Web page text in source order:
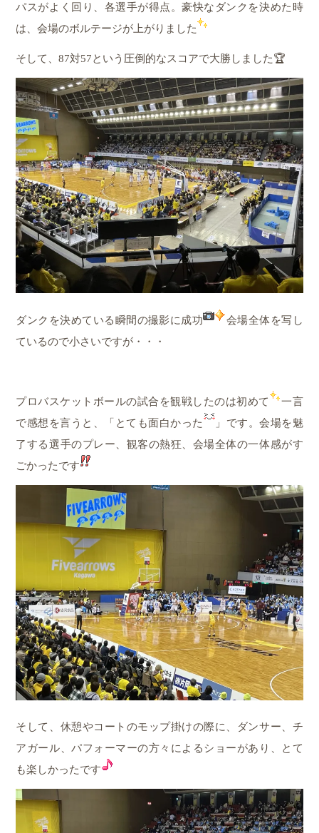
パスがよく回り、各選手が得点。豪快なダンクを決めた時
は、会場のボルテージが上がりました
そして、87対57という圧倒的なスコアで大勝しました🏆
ダンクを決めている瞬間の撮影に成功
会場全体を写し
ているので小さいですが・・・
プロバスケットボールの試合を観戦したのは初めて
一言
で感想を言うと、「とても面白かった
」です。会場を魅
了する選手のプレー、観客の熱狂、会場全体の一体感がす
ごかったです
そして、休憩やコートのモップ掛けの際に、ダンサー、チ
アガール、パフォーマーの方々によるショーがあり、とて
も楽しかったです